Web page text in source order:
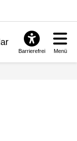
Barrierefrei Menü